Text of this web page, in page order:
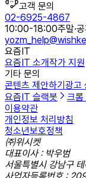
고객 문의
02-6925-4867
10:00-18:00주말·
요즘IT
요즘IT 소개작가 지원
기타 문의
콘텐츠 제안하기 광고
요즘IT 슬랙봇
크롬
이용약관
개인정보 처리방침
청소년보호정책
㈜위시켓
대표이사 : 박우범
서울특별시 강남구